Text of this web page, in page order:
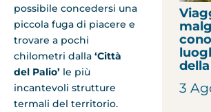
possibile concedersi una
piccola fuga di piacere e
trovare a pochi
chilometri dalla ‘Città
del Palio’ le più
incantevoli strutture
termali del territorio.
3